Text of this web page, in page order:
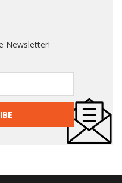
Newsletter!